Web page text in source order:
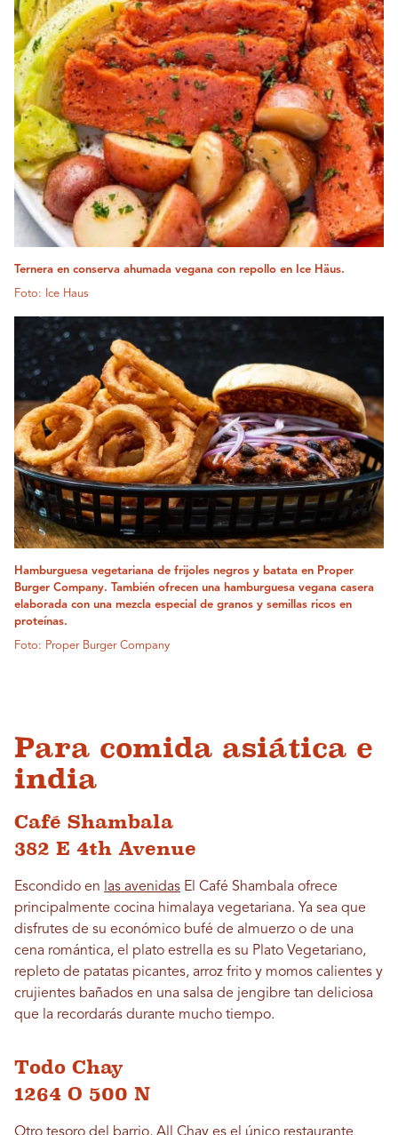
Ternera en conserva ahumada vegana con repollo en Ice Häus.
Foto: Ice Haus
Hamburguesa vegetariana de frijoles negros y batata en Proper
Burger Company. También ofrecen una hamburguesa vegana casera
elaborada con una mezcla especial de granos y semillas ricos en
proteínas.
Foto: Proper Burger Company
Para comida asiática e
india
Café Shambala
382 E 4th Avenue
Escondido en las avenidas El Café Shambala ofrece
principalmente cocina himalaya vegetariana. Ya sea que
disfrutes de su económico bufé de almuerzo o de una
cena romántica, el plato estrella es su Plato Vegetariano,
repleto de patatas picantes, arroz frito y momos calientes y
crujientes bañados en una salsa de jengibre tan deliciosa
que la recordarás durante mucho tiempo.
Todo Chay
1264 O 500 N